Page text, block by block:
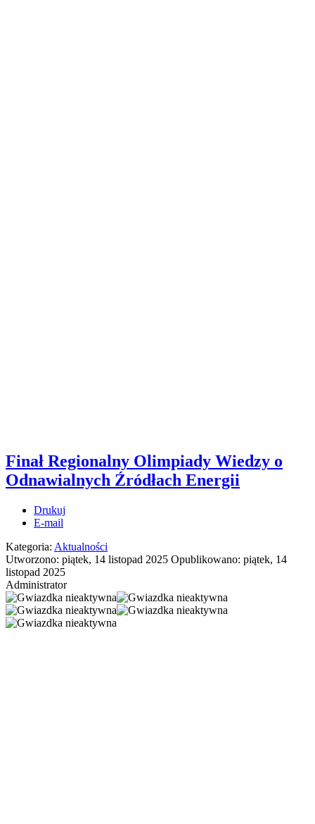
Finał Regionalny Olimpiady Wiedzy o
Odnawialnych Źródłach Energii
Drukuj
E-mail
Kategoria: Aktualności
Utworzono: piątek, 14 listopad 2025 Opublikowano: piątek, 14
listopad 2025
Administrator